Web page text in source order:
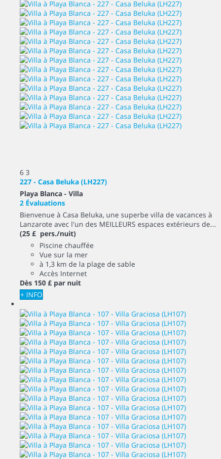
6 3
227 - Casa Beluka (LH227)
Playa Blanca - Villa
2 Évaluations
Bienvenue à Casa Beluka, une superbe villa de vacances à
Lanzarote avec l'un des MEILLEURS espaces extérieurs de...
(25 £ pers./nuit)
Piscine chauffée
Vue sur la mer
à 1,3 km de la plage de sable
Accès Internet
Dès 150 £ par nuit
+ INFO